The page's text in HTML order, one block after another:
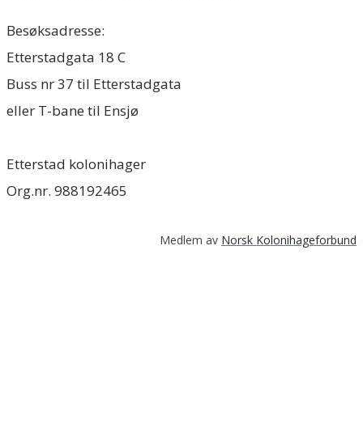
Besøksadresse:
​Etterstadgata 18 C
Buss nr 37 til Etterstadgata
​eller T-bane til Ensjø
​Etterstad kolonihager
​Org.nr. 988192465
Medlem av Norsk Kolonihageforbund